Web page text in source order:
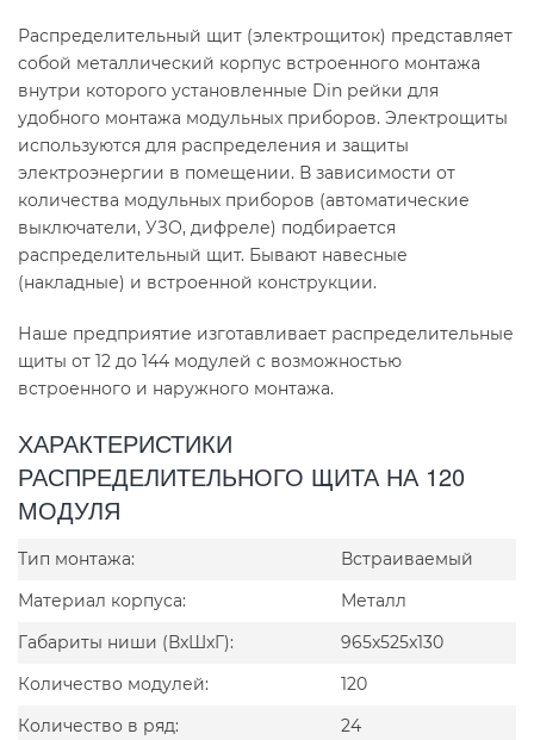
Распределительный щит (электрощиток) представляет
собой металлический корпус встроенного монтажа
внутри которого установленные Din рейки для
удобного монтажа модульных приборов. Электрощиты
используются для распределения и защиты
электроэнергии в помещении. В зависимости от
количества модульных приборов (автоматические
выключатели, УЗО, дифреле) подбирается
распределительный щит. Бывают навесные
(накладные) и встроенной конструкции.
Наше предприятие изготавливает распределительные
щиты от 12 до 144 модулей с возможностью
встроенного и наружного монтажа.
ХАРАКТЕРИСТИКИ
РАСПРЕДЕЛИТЕЛЬНОГО ЩИТА НА 120
МОДУЛЯ
Тип монтажа:
Встраиваемый
Материал корпуса:
Металл
Габариты ниши (ВxШxГ):
965x525x130
Количество модулей:
120
Количество в ряд:
24